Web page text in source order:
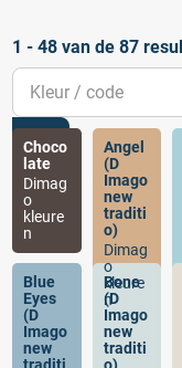
1 - 48 van de 87
Choco
late
Dimag
o
kleure
n
Angel
(D
Imago
new
traditi
o)
Dimag
o
kleure
n
Blue
Eyes
(D
Imago
new
traditi
Bone
(D
Imago
new
traditi
o)